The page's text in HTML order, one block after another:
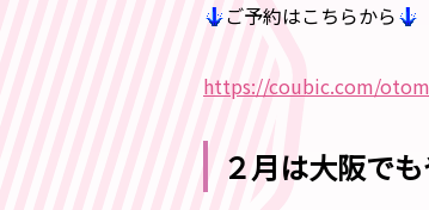
ご予約はこちらから
https://coubic.com/
２月は大阪で